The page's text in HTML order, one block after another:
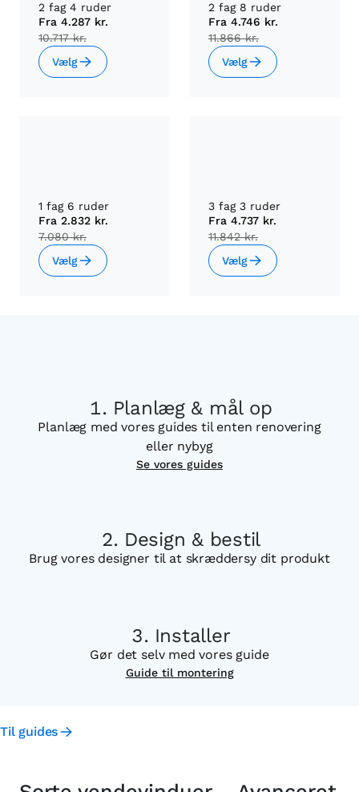
2 fag 4 ruder
Fra 4.287 kr.
10.717 kr.
Vælg
2 fag 8 ruder
Fra 4.746 kr.
11.866 kr.
Vælg
1 fag 6 ruder
Fra 2.832 kr.
7.080 kr.
Vælg
3 fag 3 ruder
Fra 4.737 kr.
11.842 kr.
Vælg
Planlæg & mål op
Planlæg med vores guides til enten renovering
eller nybyg
Se vores guides
Design & bestil
Brug vores designer til at skræddersy dit produkt
Installer
Gør det selv med vores guide
Guide til montering
Til guides